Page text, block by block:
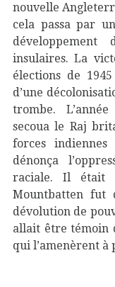
nouvelle
cela passa par
insulaires. La
élections de
d’une
trombe.
secoua le Raj
forces
dénonça
raciale. Il était
Mountbatten fut
dévolution de
allait être témoin
qui l’amenèrent à